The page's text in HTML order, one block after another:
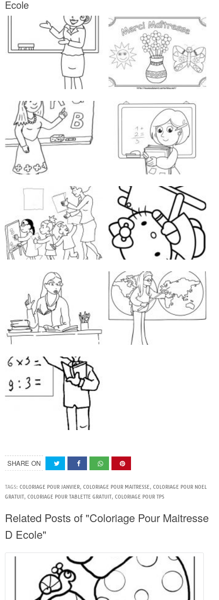
Ecole
SHARE ON
TAGS: COLORIAGE POUR JANVIER, COLORIAGE POUR MAITRESSE, COLORIAGE POUR NOEL
GRATUIT, COLORIAGE POUR TABLETTE GRATUIT, COLORIAGE POUR TPS
Related Posts of "Coloriage Pour Maitresse
D Ecole"